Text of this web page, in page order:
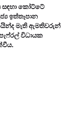
සඳහා කෝට්‌ටේ
ඉත්තෑපාන
මැති ඇමතිවරුන්
විධායක